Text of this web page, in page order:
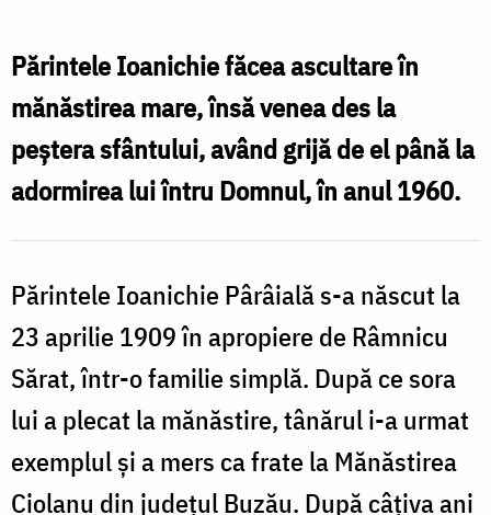
Pârâială
(Foto:
Silviu
Cluci)
Părintele Ioanichie făcea ascultare în
mănăstirea mare, însă venea des la
peştera sfântului, având grijă de el până la
adormirea lui întru Domnul, în anul 1960.
Părintele Ioanichie Pârâială s-a născut la
23 aprilie 1909 în apropiere de Râmnicu
Sărat, într-o familie simplă. După ce sora
lui a plecat la mănăstire, tânărul i-a urmat
exemplul şi a mers ca frate la Mănăstirea
Ciolanu din judeţul Buzău. După câţiva ani